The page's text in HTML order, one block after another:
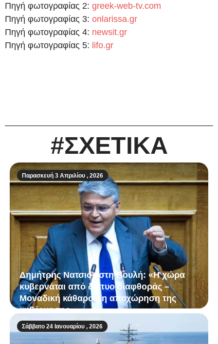
Πηγή φωτογραφίας 2: greek-web-tv.com
Πηγή φωτογραφίας 3: onlarissa.gr
Πηγή φωτογραφίας 4: newsit.gr
Πηγή φωτογραφίας 5: lifo.gr
#ΣΧΕΤΙΚΑ
Παρασκευή 3 Απριλίου , 2026
Δημήτρης Νατσιός στη Βουλή: «Η χώρα
κυβερνάται από δίκτυο διαφθοράς –
Μοναδική κάθαρση η αποχώρηση της
κυβέρνησης»
Σάββατο 24 Ιανουαρίου , 2026